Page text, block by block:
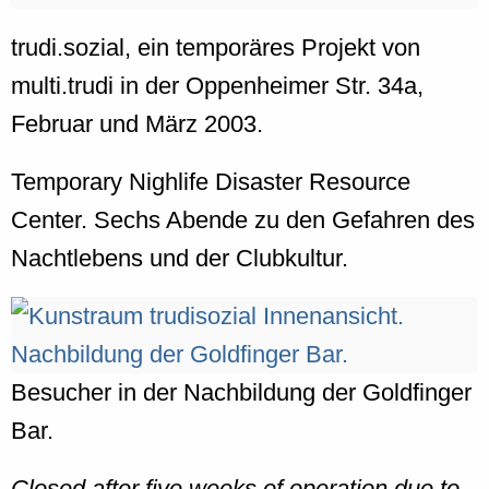
trudi.sozial, ein temporäres Projekt von
multi.trudi in der Oppenheimer Str. 34a,
Februar und März 2003.
Temporary Nighlife Disaster Resource
Center. Sechs Abende zu den Gefahren des
Nachtlebens und der Clubkultur.
Besucher in der Nachbildung der Goldfinger
Bar.